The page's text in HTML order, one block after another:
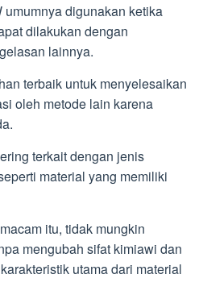
umumnya digunakan ketika
dilakukan dengan
lainnya.
terbaik untuk menyelesaikan
oleh metode lain karena
terkait dengan jenis
material yang memiliki
itu, tidak mungkin
mengubah sifat kimiawi dan
utama dari material